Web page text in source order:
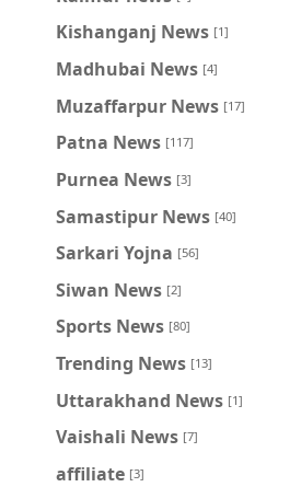
Kishanganj News [1]
Madhubai News [4]
Muzaffarpur News [17]
Patna News [117]
Purnea News [3]
Samastipur News [40]
Sarkari Yojna [56]
Siwan News [2]
Sports News [80]
Trending News [13]
Uttarakhand News [1]
Vaishali News [7]
affiliate [3]